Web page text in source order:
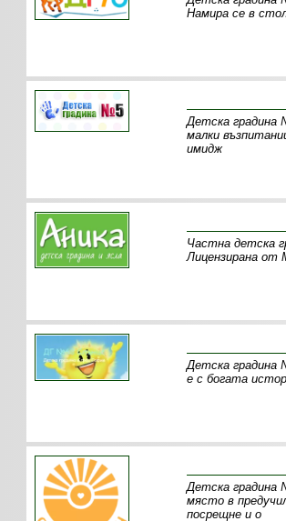
Намира се в
Детска градина
малки
имидж
Частна детска
Лицензирана от
Детска градина
е с богата
Детска градина
място в
посрещне и о